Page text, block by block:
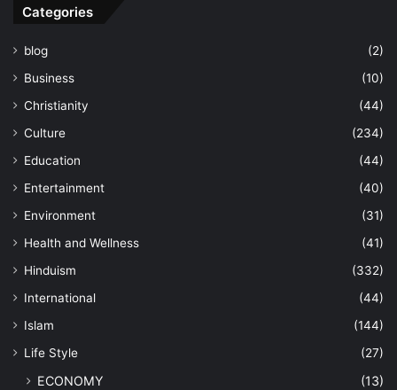
Categories
blog
(2)
Business
(10)
Christianity
(44)
Culture
(234)
Education
(44)
Entertainment
(40)
Environment
(31)
Health and Wellness
(41)
Hinduism
(332)
International
(44)
Islam
(144)
Life Style
(27)
ECONOMY (13)